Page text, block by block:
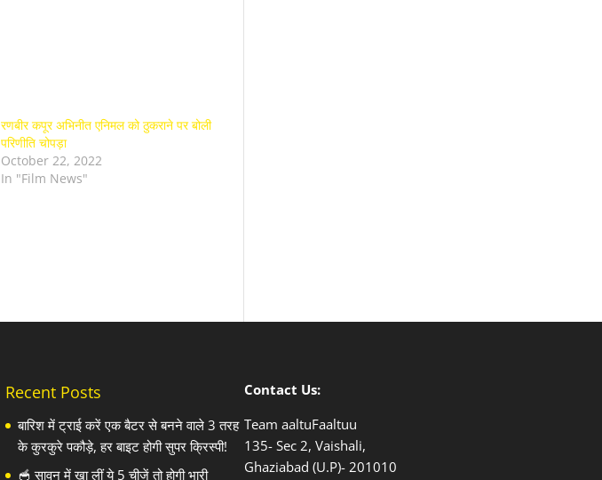
रणबीर कपूर अभिनीत एनिमल को ठुकराने पर बोली
परिणीति चोपड़ा
October 22, 2022
In "Film News"
Recent Posts
बारिश में ट्राई करें एक बैटर से बनने वाले 3 तरह
के कुरकुरे पकौड़े, हर बाइट होगी सुपर क्रिस्पी!
🥣 सावन में खा लीं ये 5 चीजें तो होगी भारी
Contact Us:
Team aaltuFaaltuu
135- Sec 2, Vaishali,
Ghaziabad (U.P)- 201010